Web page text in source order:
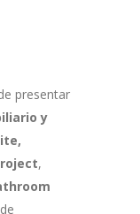
presentar
y
,